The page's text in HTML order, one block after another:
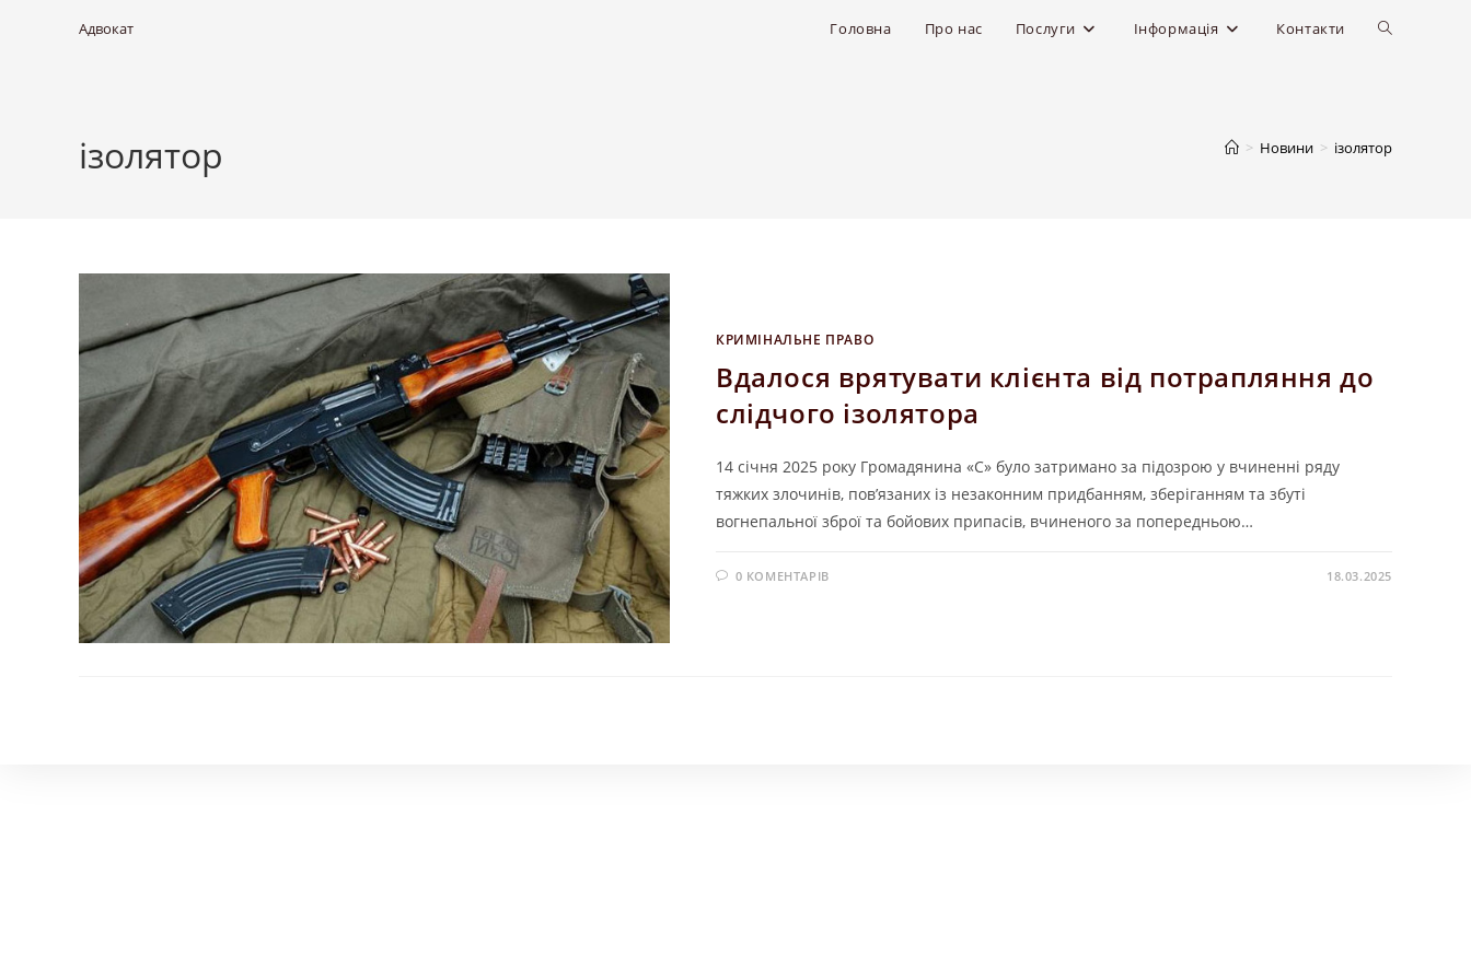
Адвокат Головна Про нас Послуги Інформація Контакти
ізолятор > Новини > ізолятор
КРИМІНАЛЬНЕ ПРАВО
Вдалося врятувати клієнта від потрапляння до
слідчого ізолятора
14 січня 2025 року Громадянина «С» було затримано за підозрою у вчиненні ряду
тяжких злочинів, пов’язаних із незаконним придбанням, зберіганням та збуті
вогнепальної зброї та бойових припасів, вчиненого за попередньою…
0 КОМЕНТАРІВ 18.03.2025